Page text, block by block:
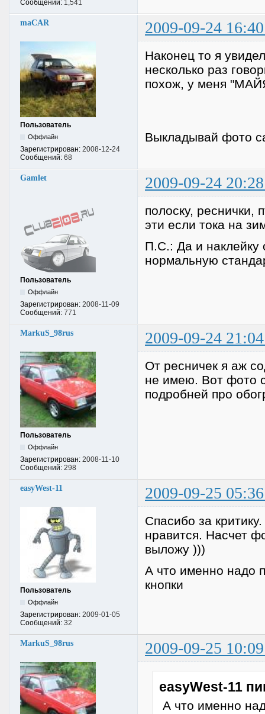
Сообщений: 1,541
maCAR 2009-09-24
Пользователь
Оффлайн
Зарегистрирован: 2008-12-24
Сообщений: 68
Наконец то я
несколько раз
похож, у меня
Выкладывай фото
Gamlet 2009-09-24
Пользователь
Оффлайн
Зарегистрирован: 2008-11-09
Сообщений: 771
полоску, реснички,
эти если тока на
П.С.: Да и наклейку
нормальную
MarkuS_98rus 2009-09-24
Пользователь
Оффлайн
Зарегистрирован: 2008-11-10
Сообщений: 298
От ресничек я аж
не имею. Вот фото
подробней про
easyWest-11 2009-09-25
Пользователь
Оффлайн
Зарегистрирован: 2009-01-05
Сообщений: 32
Спасибо за
нравится. Насчет
выложу )))
А что именно надо
кнопки
MarkuS_98rus 2009-09-25
easyWest-11
А что именно